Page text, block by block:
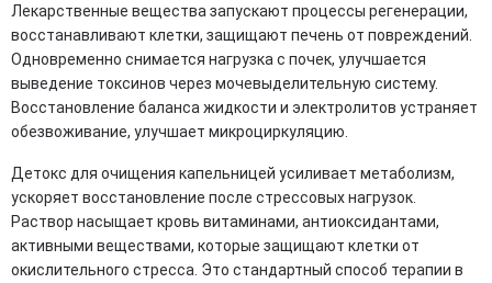
Лекарственные вещества запускают процессы регенерации,
восстанавливают клетки, защищают печень от повреждений.
Одновременно снимается нагрузка с почек, улучшается
выведение токсинов через мочевыделительную систему.
Восстановление баланса жидкости и электролитов устраняет
обезвоживание, улучшает микроциркуляцию.
Детокс для очищения капельницей усиливает метаболизм,
ускоряет восстановление после стрессовых нагрузок.
Раствор насыщает кровь витаминами, антиоксидантами,
активными веществами, которые защищают клетки от
окислительного стресса. Это стандартный способ терапии в